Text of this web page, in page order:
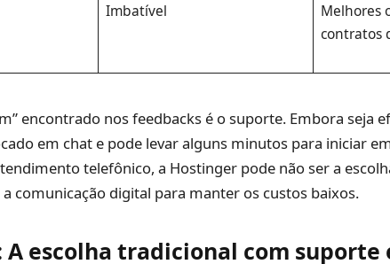
Imbatível
Melhores
contratos
encontrado nos feedbacks é o suporte. Embora seja
em chat e pode levar alguns minutos para iniciar
telefônico, a Hostinger pode não ser a
comunicação digital para manter os custos baixos.
A escolha tradicional com suporte